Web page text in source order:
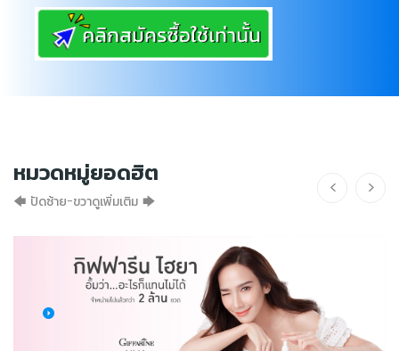
หมวดหมู่ยอดฮิต
🡄 ปัดซ้าย-ขวาดูเพิ่มเติม 🡆